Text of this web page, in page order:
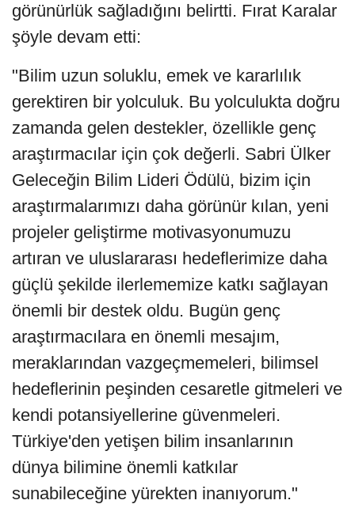
görünürlük sağladığını belirtti. Fırat Karalar
şöyle devam etti:
"Bilim uzun soluklu, emek ve kararlılık
gerektiren bir yolculuk. Bu yolculukta doğru
zamanda gelen destekler, özellikle genç
araştırmacılar için çok değerli. Sabri Ülker
Geleceğin Bilim Lideri Ödülü, bizim için
araştırmalarımızı daha görünür kılan, yeni
projeler geliştirme motivasyonumuzu
artıran ve uluslararası hedeflerimize daha
güçlü şekilde ilerlememize katkı sağlayan
önemli bir destek oldu. Bugün genç
araştırmacılara en önemli mesajım,
meraklarından vazgeçmemeleri, bilimsel
hedeflerinin peşinden cesaretle gitmeleri ve
kendi potansiyellerine güvenmeleri.
Türkiye'den yetişen bilim insanlarının
dünya bilimine önemli katkılar
sunabileceğine yürekten inanıyorum."